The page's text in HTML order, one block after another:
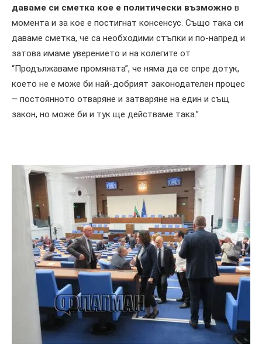
даваме си сметка кое е политически възможно в
момента и за кое е постигнат консенсус. Също така си
даваме сметка, че са необходими стъпки и по-напред и
затова имаме уверението и на колегите от
“Продължаваме промяната”, че няма да се спре дотук,
което не е може би най-добрият законодателен процес
– постоянното отваряне и затваряне на един и същ
закон, но може би и тук ще действаме така.”